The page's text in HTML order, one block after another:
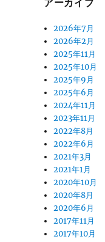
アーカイブ
2026年7月
2026年2月
2025年11月
2025年10月
2025年9月
2025年6月
2024年11月
2023年11月
2022年8月
2022年6月
2021年3月
2021年1月
2020年10月
2020年8月
2020年6月
2017年11月
2017年10月